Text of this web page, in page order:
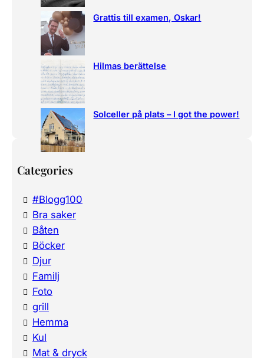
Grattis till examen, Oskar!
Hilmas berättelse
Solceller på plats – I got the power!
Categories
#Blogg100
Bra saker
Båten
Böcker
Djur
Familj
Foto
grill
Hemma
Kul
Mat & dryck